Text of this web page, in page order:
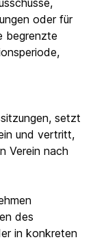
oder für
begrenzte
setzt
und vertritt,
Verein nach
des
in konkreten